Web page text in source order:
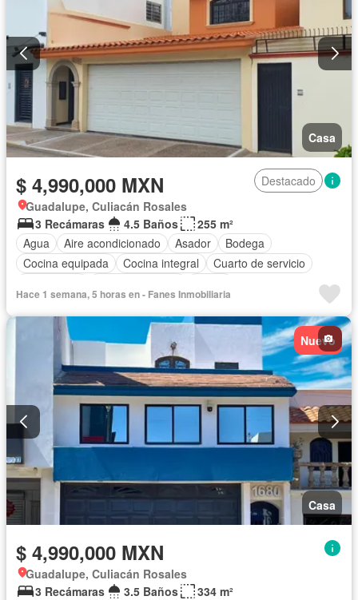
Casa
$ 4,990,000 MXN
Destacado
Guadalupe, Culiacán Rosales
3 Recámaras
4.5 Baños
255 m²
Agua
Aire acondicionado Asador
Bodega
Cocina equipada
Cocina integral
Cuarto de servicio
Recámara con closet
Hace 1 semana, 5 horas en - Fanes Inmobiliaria
Nuevo
Casa
$ 4,990,000 MXN
Guadalupe, Culiacán Rosales
3 Recámaras
3.5 Baños
334 m²